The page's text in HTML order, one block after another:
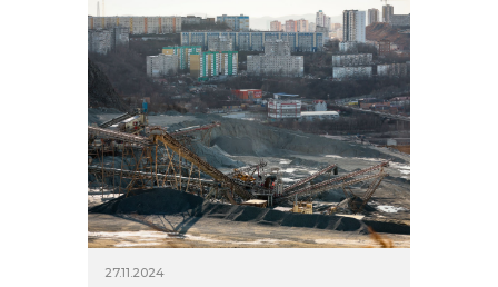
27.11.2024